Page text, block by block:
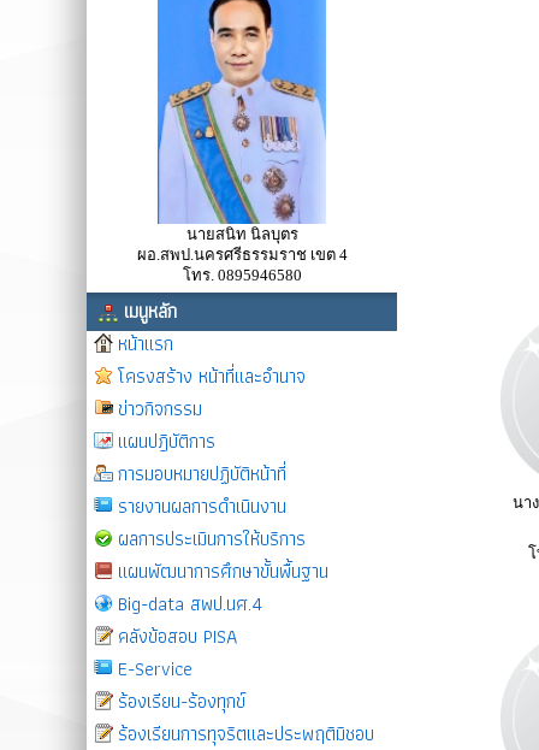
นายสนิท นิลบุตร
ผอ.สพป.นครศรีธรรมราช เขต 4
โทร. 0895946580
เมนูหลัก
หน้าแรก
โครงสร้าง หน้าที่และอำนาจ
ข่าวกิจกรรม
แผนปฎิบัติการ
การมอบหมายปฏิบัติหน้าที่
รายงานผลการดำเนินงาน
ผลการประเมินการให้บริการ
แผนพัฒนาการศึกษาขั้นพื้นฐาน
Big-data สพป.นศ.4
คลังข้อสอบ PISA
E-Service
ร้องเรียน-ร้องทุกข์
ร้องเรียนการทุจริตและประพฤติมิชอบ
นา